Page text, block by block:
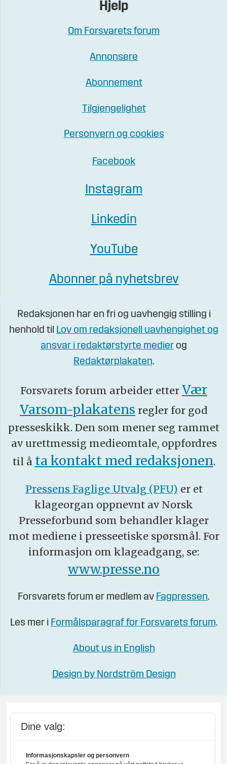
Hjelp
Om Forsvarets forum
Annonsere
Abonnement
Tilgjengelighet
Personvern og cookies
Facebook
Instagram
Linkedin
YouTube
Abonner på nyhetsbrev
Redaksjonen har en fri og uavhengig stilling i
henhold til Lov om redaksjonell uavhengighet og
ansvar i redaktørstyrte medier og
Redaktørplakaten.
Forsvarets forum arbeider etter Vær
Varsom-plakatens regler for god
presseskikk. Den som mener seg rammet
av urettmessig medieomtale, oppfordres
til å ta kontakt med redaksjonen.
Pressens Faglige Utvalg (PFU) er et
klageorgan oppnevnt av Norsk
Presseforbund som behandler klager
mot mediene i presseetiske spørsmål. For
informasjon om klageadgang, se:
www.presse.no
Forsvarets forum er medlem av Fagpressen.
Les mer i Formålsparagraf for Forsvarets forum.
About us in English
Design by Nordström Design
Dine valg:
Informasjonskapsler og personvern